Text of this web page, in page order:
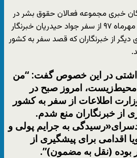
خبری مجموعه فعالان حقوق بشر در
ایران، صبح امروز یکشنبه ۱۵ مهرماه ۹۷ از سفر جواد حیدریان خبرنگار
از خبرنگاران که قصد سفر به کشور
در این خصوص گفت: “من
محیط‌‌زیست، امروز صبح در
وزارت اطلاعات از سفر به کشور
از خبرنگاران منع شدم.
به جرایم پولی و
اقدامی برای پیشگیری از
بوده (نقل به مضمون)”.